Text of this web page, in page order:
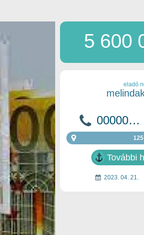
5 600
eladó
00000…
125
További
2023. 04. 21.